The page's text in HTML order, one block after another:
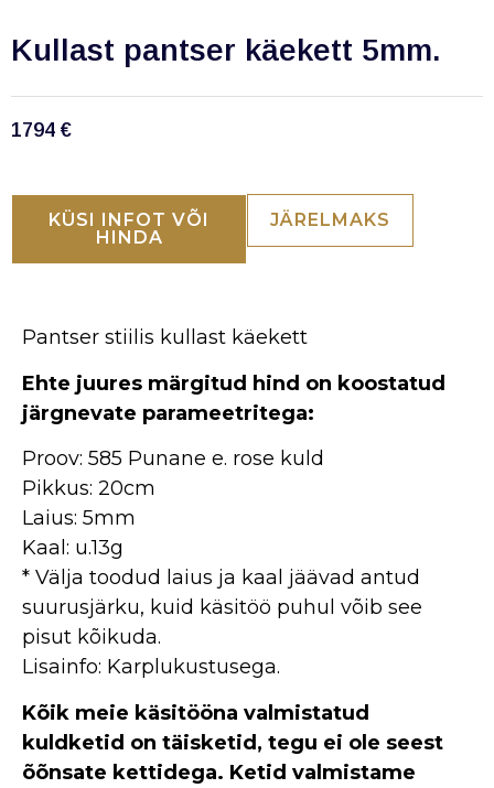
Kullast pantser käekett 5mm.
1794 €
KÜSI INFOT VÕI
HINDA
JÄRELMAKS
Pantser stiilis kullast käekett
Ehte juures märgitud hind on koostatud
järgnevate parameetritega:
Proov: 585 Punane e. rose kuld
Pikkus: 20cm
Laius: 5mm
Kaal: u.13g
* Välja toodud laius ja kaal jäävad antud
suurusjärku, kuid käsitöö puhul võib see
pisut kõikuda.
Lisainfo: Karplukustusega.
Kõik meie käsitööna valmistatud
kuldketid on täisketid, tegu ei ole seest
õõnsate kettidega. Ketid valmistame